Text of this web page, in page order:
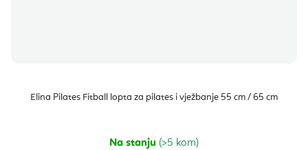
Elina Pilates Fitball lopta za pilates i vježbanje 55 cm / 65 cm
Na stanju (>5 kom)